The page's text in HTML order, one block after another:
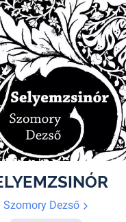
Szomory Dezső